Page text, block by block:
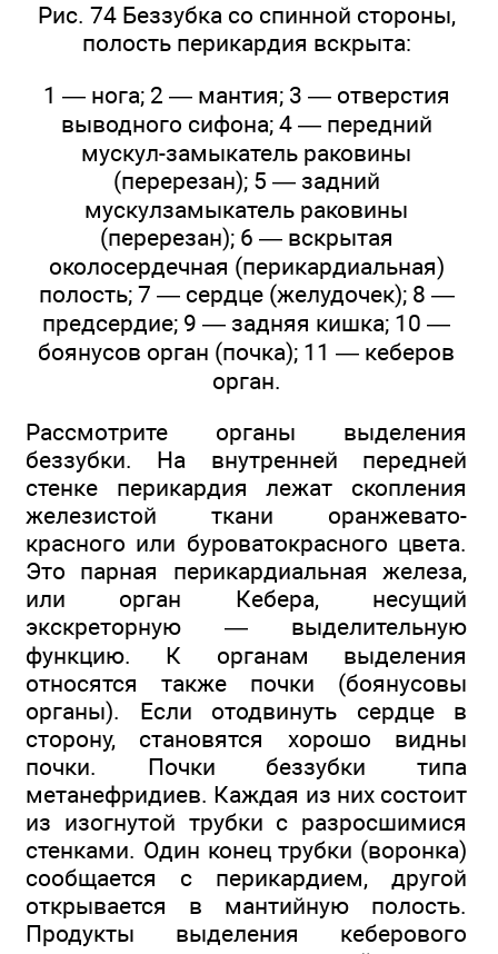
Рис. 74 Беззубка со спинной стороны,
полость перикардия вскрыта:
1 — нога; 2 — мантия; 3 — отверстия
выводного сифона; 4 — передний
мускул-замыкатель раковины
(перерезан); 5 — задний
мускулзамыкатель раковины
(перерезан); 6 — вскрытая
околосердечная (перикардиальная)
полость; 7 — сердце (желудочек); 8 —
предсердие; 9 — задняя кишка; 10 —
боянусов орган (почка); 11 — кеберов
орган.
Рассмотрите органы выделения
беззубки. На внутренней передней
стенке перикардия лежат скопления
железистой ткани оранжевато-
красного или буроватокрасного цвета.
Это парная перикардиальная железа,
или орган Кебера, несущий
экскреторную — выделительную
функцию. К органам выделения
относятся также почки (боянусовы
органы). Если отодвинуть сердце в
сторону, становятся хорошо видны
почки. Почки беззубки типа
метанефридиев. Каждая из них состоит
из изогнутой трубки с разросшимися
стенками. Один конец трубки (воронка)
сообщается с перикардием, другой
открывается в мантийную полость.
Продукты выделения кеберового